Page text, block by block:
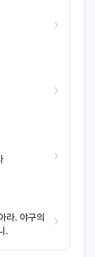
›
›
›
라. 야구의
.
›